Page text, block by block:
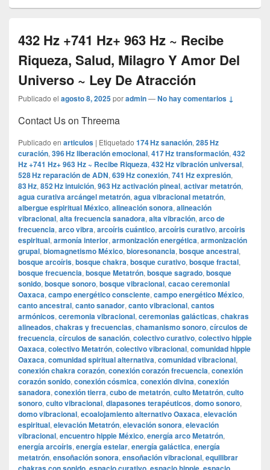
432 Hz +741 Hz+ 963 Hz ~ Recibe
Riqueza, Salud, Milagro Y Amor Del
Universo ~ Ley De Atracción
Publicado el agosto 8, 2025poradmin—No hay comentarios ↓
Contact Us on Threema
Publicado en articulos | Etiquetado 174 Hz sanación, 285 Hz
curación, 396 Hz liberación emocional, 417 Hz transformación, 432
Hz +741 Hz+ 963 Hz ~ Recibe Riqueza, 432 Hz vibración universal,
528 Hz reparación de ADN, 639 Hz conexión, 741 Hz expresión,
83 Hz, 852 Hz intuición, 963 Hz activación pineal, activar metatrón,
agua curativa arcángel metatrón, agua vibracional metatrón,
albergue espiritual México, alineación sonora, alineación
vibracional, alta frecuencia sanadora, alta vibración, arco de
frecuencia, arco vibra, arcoíris cuántico, arcoíris curativo, arcoíris
espiritual, armonía interior, armonización energética, armonización
grupal, biomagnetismo México, bioresonancia, bosque ancestral,
bosque arcoíris, bosque chakra, bosque curativo, bosque fractal,
bosque frecuencia, bosque Metatrón, bosque sagrado, bosque
sonido, bosque sonoro, bosque vibracional, cacao ceremonial
Oaxaca, campo energético consciente, campo energético México,
canto ancestral, canto sanador, canto vibracional, cantos
armónicos, ceremonia vibracional, ceremonias galácticas, chakras
alineados, chakras y frecuencias, chamanismo sonoro, círculos de
frecuencia, círculos de sanación, colectivo curativo, colectivo hippie
Oaxaca, colectivo Metatrón, colectivo vibracional, comunidad hippie
Oaxaca, comunidad spiritual alternativa, comunidad vibracional,
conexión chakra corazón, conexión corazón frecuencia, conexión
corazón sonido, conexión cósmica, conexión divina, conexión
sanadora, conexión tierra, cubo de metatrón, culto Metatrón, culto
sonoro, culto vibracional, diapasones terapéuticos, domo sonoro,
domo vibracional, ecoalojamiento alternativo Oaxaca, elevación
espiritual, elevación Metatrón, elevación sonora, elevación
vibracional, encuentro hippie México, energía arco Metatrón,
energía arcoíris, energía estelar, energía galáctica, energía
metatrón, ensoñación sonora, ensoñación vibracional, equilibrar